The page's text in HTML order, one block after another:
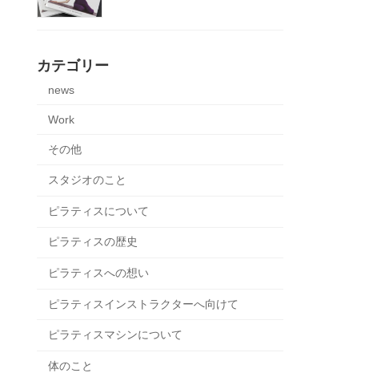
カテゴリー
news
Work
その他
スタジオのこと
ピラティスについて
ピラティスの歴史
ピラティスへの想い
ピラティスインストラクターへ向けて
ピラティスマシンについて
体のこと